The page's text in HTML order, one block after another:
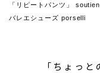
「リピートパンツ」
バレエシューズ porselli
「ちょっ